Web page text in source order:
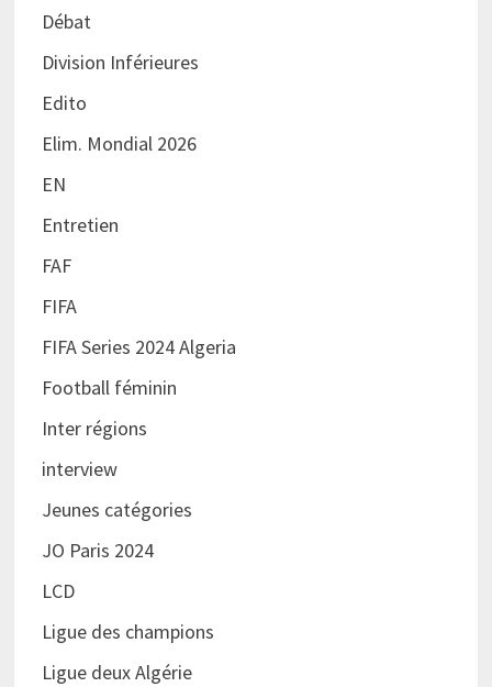
Débat
Division Inférieures
Edito
Elim. Mondial 2026
EN
Entretien
FAF
FIFA
FIFA Series 2024 Algeria
Football féminin
Inter régions
interview
Jeunes catégories
JO Paris 2024
LCD
Ligue des champions
Ligue deux Algérie